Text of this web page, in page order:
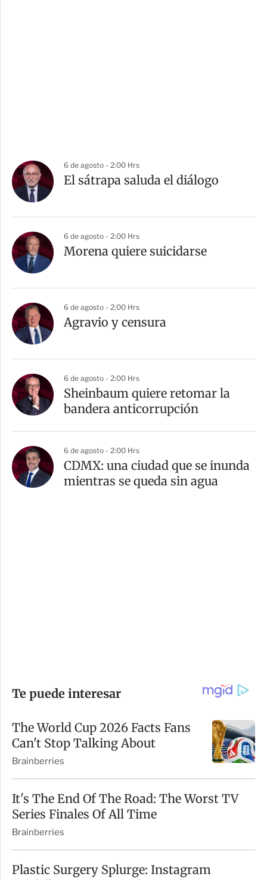
6 de agosto - 2:00 Hrs
El sátrapa saluda el diálogo
6 de agosto - 2:00 Hrs
Morena quiere suicidarse
6 de agosto - 2:00 Hrs
Agravio y censura
6 de agosto - 2:00 Hrs
Sheinbaum quiere retomar la
bandera anticorrupción
6 de agosto - 2:00 Hrs
CDMX: una ciudad que se inunda
mientras se queda sin agua